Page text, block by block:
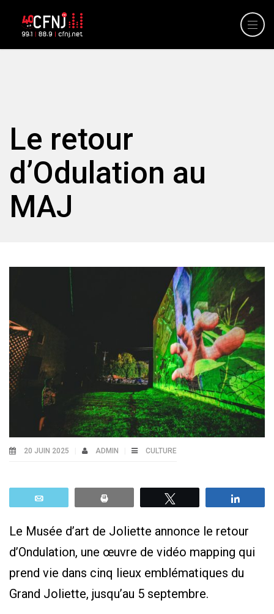
Le retour
d’Odulation au
MAJ
20 JUIN 2025 ADMIN CULTURE
Le Musée d’art de Joliette annonce le retour
d’Ondulation, une œuvre de vidéo mapping qui
prend vie dans cinq lieux emblématiques du
Grand Joliette, jusqu’au 5 septembre.